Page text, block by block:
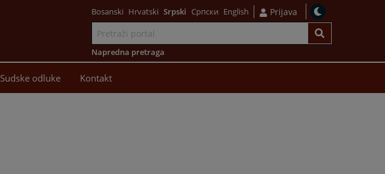
Bosanski Hrvatski Srpski Српски English Prijava
Napredna pretraga
Sudske odluke Kontakt